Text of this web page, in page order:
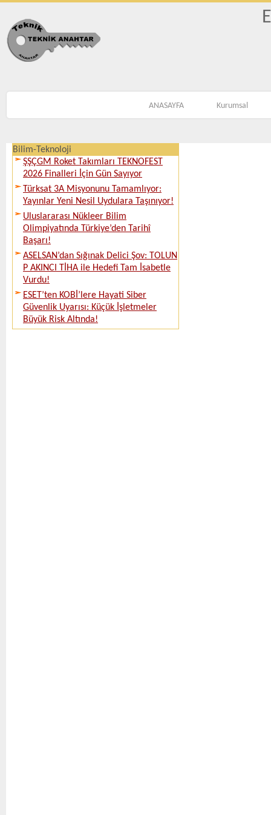
ANASAYFA Kurumsal
Bilim-Teknoloji
ŞŞÇGM Roket Takımları TEKNOFEST
2026 Finalleri İçin Gün Sayıyor
Türksat 3A Misyonunu Tamamlıyor:
Yayınlar Yeni Nesil Uydulara Taşınıyor!
Uluslararası Nükleer Bilim
Olimpiyatında Türkiye’den Tarihî
Başarı!
ASELSAN’dan Sığınak Delici Şov: TOLUN
P AKINCI TİHA ile Hedefi Tam İsabetle
Vurdu!
ESET’ten KOBİ’lere Hayati Siber
Güvenlik Uyarısı: Küçük İşletmeler
Büyük Risk Altında!